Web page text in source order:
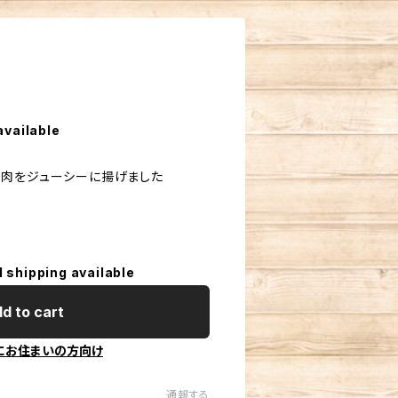
をジューシーに揚げました
shipping available
to cart
お住まいの方向け
通報する